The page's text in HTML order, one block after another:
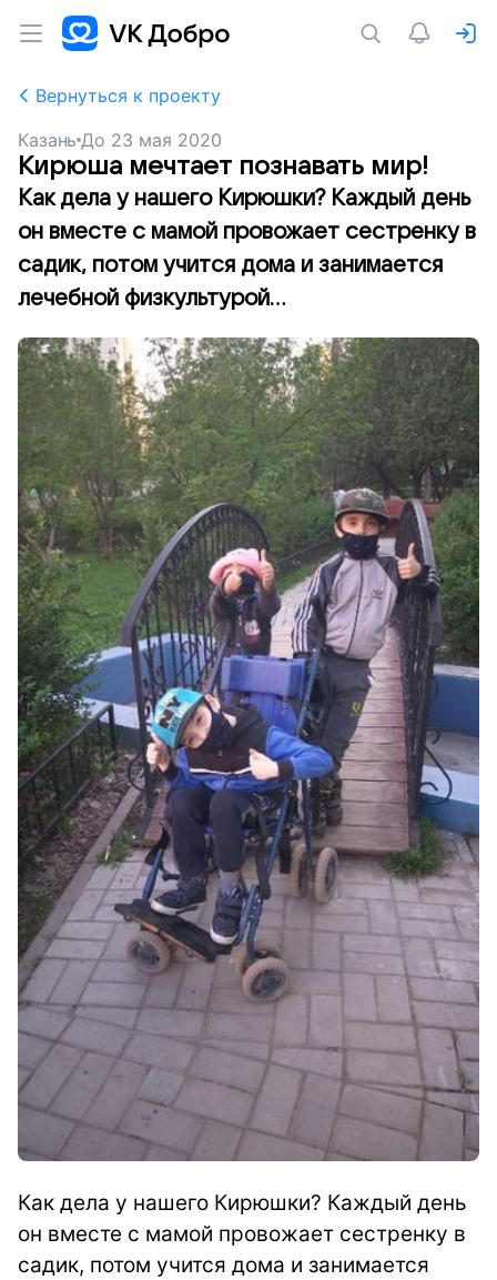
Вернуться к проекту
Казань До 23 мая 2020
Кирюша мечтает познавать мир!
Как дела у нашего Кирюшки? Каждый день
он вместе с мамой провожает сестренку в
садик, потом учится дома и занимается
лечебной физкультурой...
Как дела у нашего Кирюшки? Каждый день
он вместе с мамой провожает сестренку в
садик, потом учится дома и занимается